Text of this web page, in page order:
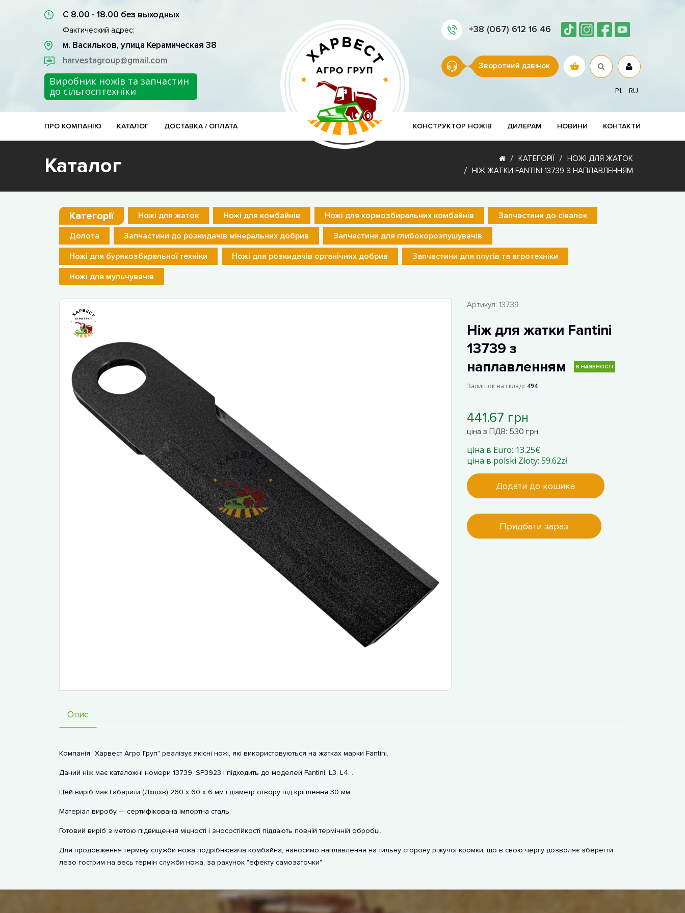
С 8.00 - 18.00 без выходных
Фактический адрес:
м. Васильков, улица Керамическая 38
harvestagroup@gmail.com
Виробник ножів та запчастин
до сільгосптехніки
+38 (067) 612 16 46
Зворотний дзвінок
PL RU
ПРО КОМПАНІЮ КАТАЛОГ ДОСТАВКА / ОПЛАТА КОНСТРУКТОР НОЖІВ ДИЛЕРАМ НОВИНИ КОНТАКТИ
Каталог КАТЕГОРІЇ
НОЖІ ДЛЯ ЖАТОК
НІЖ ЖАТКИ FANTINI 13739 З НАПЛАВЛЕННЯМ
Категорії Ножі для жаток Ножі для комбайнів Ножі для кормозбиральних комбайнів
Запчастини до сівалок
Долота
Запчастини до розкидачів мінеральних добрив
Запчастини для глибокорозпушувачів
Ножі для бурякозбиральної техніки
Ножі для розкидачів органічних добрив
Запчастини для плугів та агротехніки
Ножі для мульчувачів
Артикул: 13739
Ніж для жатки Fantini
13739 з
наплавленням
В НАЯВНОСТІ
Залишок на складі: 494
441.67 грн
ціна з ПДВ: 530 грн
ціна в Euro: 13.25€
ціна в polski Złoty: 59.62zł
Додати до кошика
Придбати зараз
Опис
Компанія "Харвест Агро Груп" реалізує якісні ножі, які використовуються на жатках марки Fantini.
Даний ніж має каталожні номери 13739, SP3923 і підходить до моделей Fantini: L3, L4. .
Цей виріб має Габарити (Дхшхв) 260 х 60 х 6 мм і діаметр отвору під кріплення 30 мм
Матеріал виробу — сертифікована імпортна сталь.
Готовий виріб з метою підвищення міцності і зносостійкості піддають повній термічній обробці.
Для продовження терміну служби ножа подрібнювача комбайна, наносимо наплавлення на тильну сторону ріжучої кромки, що в свою чергу дозволяє зберегти
лезо гострим на весь термін служби ножа, за рахунок "ефекту самозаточки"